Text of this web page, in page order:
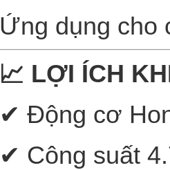
Ứng dụng cho
📈 LỢI ÍCH
✔ Động cơ
✔ Công suất